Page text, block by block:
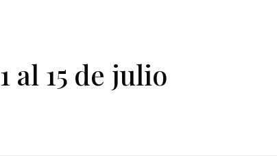
al 15 de julio